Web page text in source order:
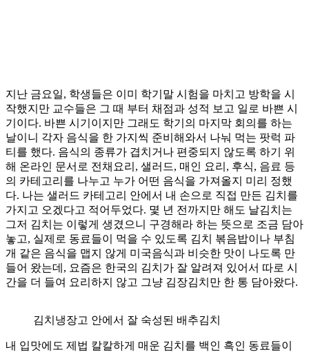
지난 금요일, 학생들은 이미 학기말 시험을 마치고 방학을 시
작했지만 교수들은 그 때 부터 채점과 성적 보고 일로 바쁜 시
기이다. 바쁜 시기이지만 그래도 학기의 마지막 회의를 하는
날이니 각자 음식을 한 가지씩 준비해와서 나눠 먹는 팟럭 파
티를 했다. 음식의 종류가 겹치거나 편중되지 않도록 하기 위
해 온라인 문서로 전채요리, 샐러드, 매인 요리, 후식, 음료 등
의 카테고리를 나누고 누가 어떤 음식을 가져올지 미리 정했
다. 나는 샐러드 카테고리 안에서 내 손으로 직접 만든 김치를
가지고 오겠다고 적어두었다. 몇 년 전까지만 해도 날김치는
그저 김치는 이렇게 생겼으니 구경해라 하는 뜻으로 조금 담아
놓고, 실제로 동료들이 먹을 수 있도록 김치 볶음밥이나 부침
개 같은 음식을 맵지 않게 미국음식과 비슷한 맛이 나도록 만
들어 왔는데, 요즘은 한국의 김치가 잘 알려져 있어서 따로 시
간을 더 들여 요리하지 않고 그냥 김장김치만 한 통 담아왔다.
김치냉장고 안에서 잘 숙성된 배추김치
내 입맛에도 제법 칼칼하게 매운 김치를 백인 흑인 동료들이